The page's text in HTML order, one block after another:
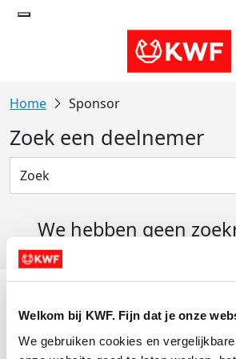
Welkom bij KWF. Fijn dat je onze
We gebruiken cookies en
Sponsor
Zoek een deelnemer
We hebben geen
Actiematerialen
Evenementen